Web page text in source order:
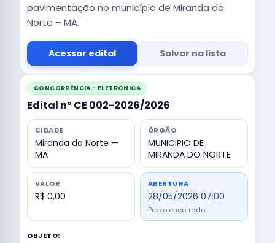
pavimentação no município de Miranda do
Norte – MA.
Acessar edital Salvar na lista
CONCORRÊNCIA - ELETRÔNICA
Edital nº CE 002-2026/2026
CIDADE
Miranda do Norte —
MA
ÓRGÃO
MUNICIPIO DE
MIRANDA DO NORTE
VALOR
R$ 0,00
ABERTURA
28/05/2026 07:00
Prazo encerrado
OBJETO: